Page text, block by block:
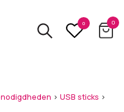
0 0
> USB sticks >